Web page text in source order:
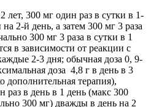
лет, 300 мг один раз в сутки в 1-
2-й день, а затем 300 мг 3 раза
300 мг 3 раза в сутки в 1
в зависимости от реакции с
2-3 дня; обычная доза 0, 9-
доза 4,8 г в день в 3
дополнительная терапия),
раз в день в 1 день (макс 300
300 мг) дважды в день на 2